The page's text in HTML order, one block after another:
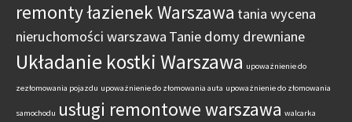
remonty łazienek Warszawa tania wycena
nieruchomości warszawa Tanie domy drewniane
Układanie kostki Warszawa upoważnienie do
zezłomowania pojazdu upoważnienie do złomowania auta upoważnienie do złomowania
samochodu usługi remontowe warszawa walcarka